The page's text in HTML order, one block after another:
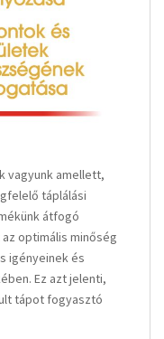
vagyunk amellett,
táplálási
átfogó
optimális minőség
igényeinek és
Ez azt jelenti,
tápot fogyasztó